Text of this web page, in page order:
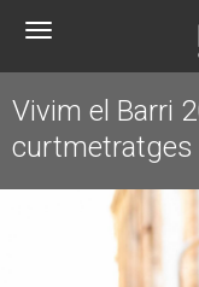
Toggle
Vivim el Barri
curtmetratges